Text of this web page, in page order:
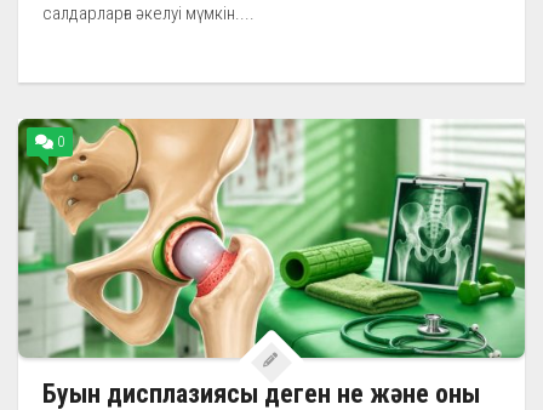
салдарларға әкелуі мүмкін....
0
Буын дисплазиясы деген не және оны